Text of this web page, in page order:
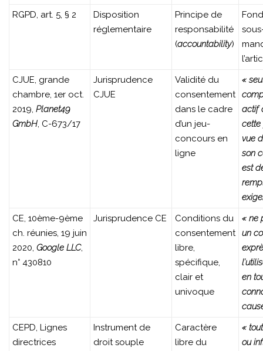
RGPD, art. 5, § 2
Disposition
réglementaire
Principe de
responsabilité
(accountability)
CJUE, grande
chambre, 1er oct.
2019, Planet49
GmbH, C-673/17
Jurisprudence
CJUE
Validité du
consentement
dans le cadre
d’un jeu-
concours en
ligne
«
actif
cette
vue
son
est
CE, 10ème-9ème
ch. réunies, 19 juin
2020, Google LLC,
n° 430810
Jurisprudence CE
Conditions du
consentement
libre,
spécifique,
clair et
univoque
« ne
un
en
CEPD, Lignes
directrices
Instrument de
droit souple
Caractère
libre du
«
ou